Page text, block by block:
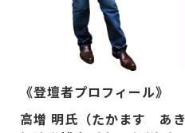
《登壇者プロフィール》
高増 明氏（たかます あ